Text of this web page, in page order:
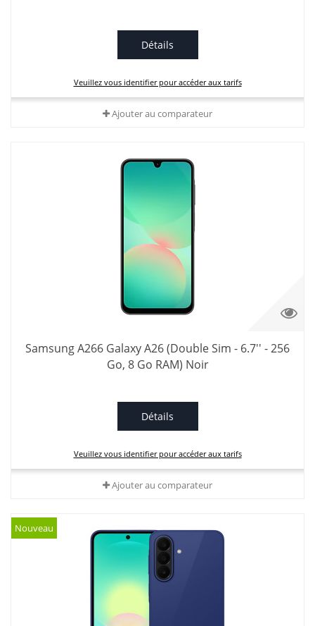
Détails
Veuillez vous identifier pour accéder aux tarifs
Ajouter au comparateur
Samsung A266 Galaxy A26 (Double Sim - 6.7'' - 256
Go, 8 Go RAM) Noir
Détails
Veuillez vous identifier pour accéder aux tarifs
Ajouter au comparateur
Nouveau